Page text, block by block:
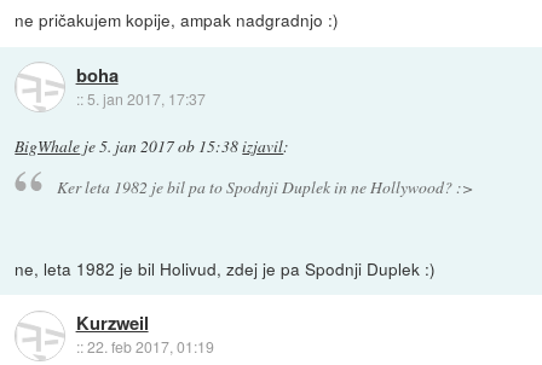
ne pričakujem kopije, ampak nadgradnjo :)
boha
:: 5. jan 2017, 17:37
BigWhale je5. jan 2017 ob 15:38izjavil:
Ker leta 1982 je bil pa to Spodnji Duplek in ne Hollywood? :>
ne, leta 1982 je bil Holivud, zdej je pa Spodnji Duplek :)
Kurzweil
::22. feb 2017, 01:19